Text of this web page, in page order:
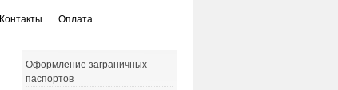
Контакты Оплата
Оформление заграничных
паспортов